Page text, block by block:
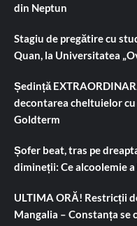
din Neptun
Stagiu de pregătire cu
Quan, la Universitatea
Ședință
decontarea cheltuielor
Goldterm
Șofer beat, tras pe
dimineții: Ce alcoolemie
ULTIMA ORĂ! Restricții
Mangalia – Constanța se